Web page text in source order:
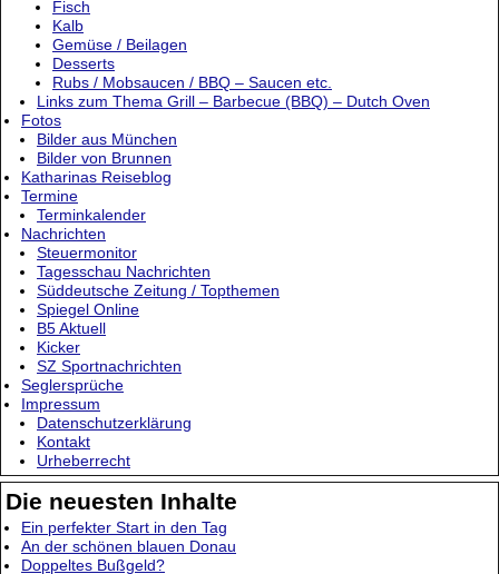
Fisch
Kalb
Gemüse / Beilagen
Desserts
Rubs / Mobsaucen / BBQ – Saucen etc.
Links zum Thema Grill – Barbecue (BBQ) – Dutch Oven
Fotos
Bilder aus München
Bilder von Brunnen
Katharinas Reiseblog
Termine
Terminkalender
Nachrichten
Steuermonitor
Tagesschau Nachrichten
Süddeutsche Zeitung / Topthemen
Spiegel Online
B5 Aktuell
Kicker
SZ Sportnachrichten
Seglersprüche
Impressum
Datenschutzerklärung
Kontakt
Urheberrecht
Die neuesten Inhalte
Ein perfekter Start in den Tag
An der schönen blauen Donau
Doppeltes Bußgeld?